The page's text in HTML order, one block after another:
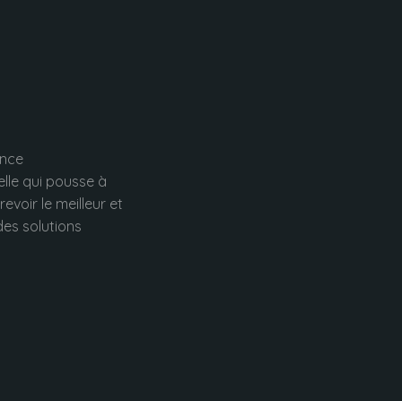
qui pousse à
le meilleur et
solutions